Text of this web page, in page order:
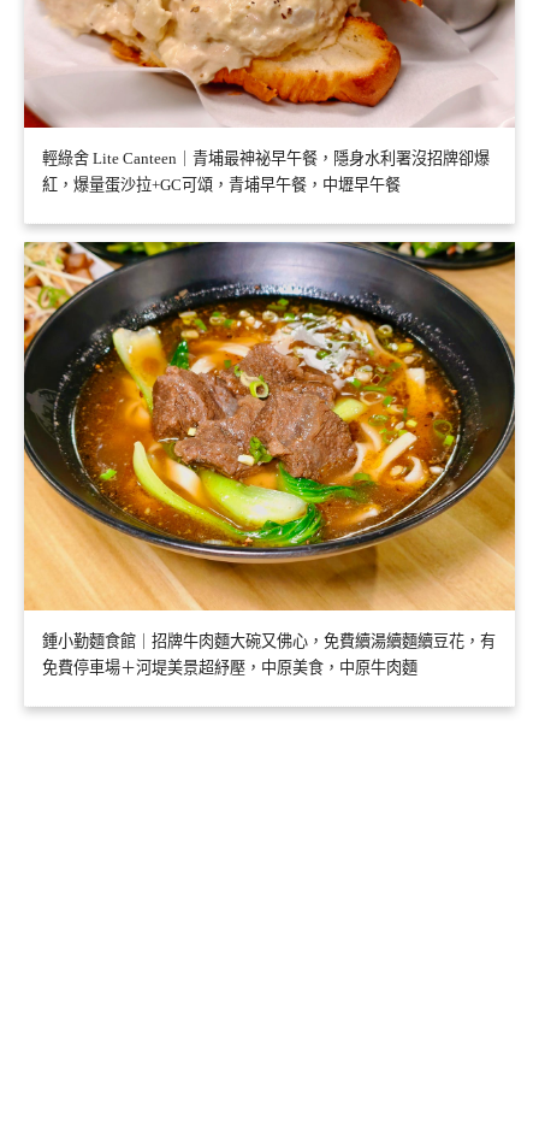
輕綠舍 Lite Canteen｜青埔最神祕早午餐，隱身水利署沒招牌卻爆
紅，爆量蛋沙拉+GC可頌，青埔早午餐，中壢早午餐
鍾小勤麵食館｜招牌牛肉麵大碗又佛心，免費續湯續麵續豆花，有
免費停車場＋河堤美景超紓壓，中原美食，中原牛肉麵